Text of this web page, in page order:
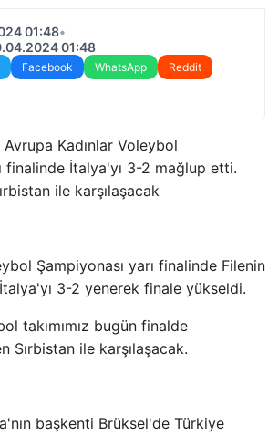
01:48•
01:48
Facebook WhatsApp
Reddit
Avrupa Kadınlar Voleybol
finalinde İtalya'yı 3-2 mağlup etti.
ile karşılaşacak
Şampiyonası yarı finalinde Filenin
3-2 yenerek finale yükseldi.
takımımız bugün finalde
Sırbistan ile karşılaşacak.
başkenti Brüksel'de Türkiye